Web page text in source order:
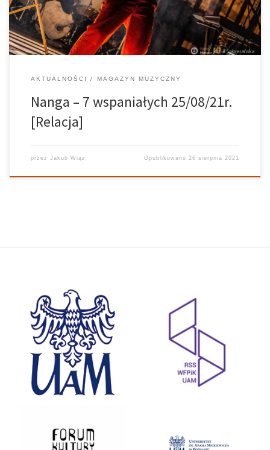
AKTUALNOŚCI MAGAZYN MUZYCZNY
Nanga – 7 wspaniałych 25/08/21r.
[Relacja]
przez Jakub Wiąz Opublikowano 26 sierpnia 2021